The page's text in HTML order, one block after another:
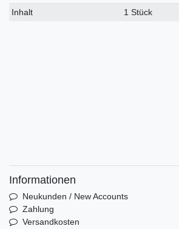
Inhalt
1 Stück
Informationen
Neukunden / New Accounts
Zahlung
Versandkosten